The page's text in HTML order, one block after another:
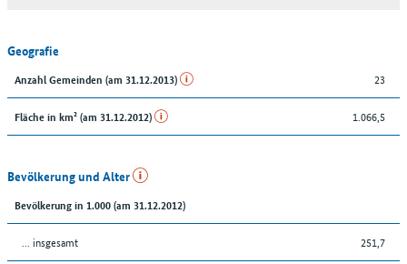
Geografie
Anzahl Gemeinden (am 31.12.2013) 23
Fläche in km² (am 31.12.2012) 1.066,5
Bevölkerung und Alter
Bevölkerung in 1.000 (am 31.12.2012)
... insgesamt 251,7